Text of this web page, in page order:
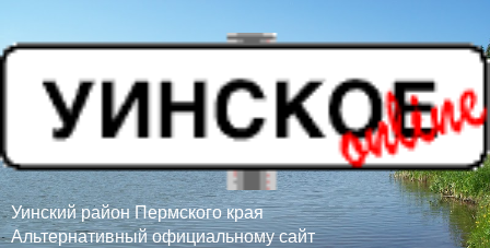
Уинский район Пермского края
Альтернативный официальному сайт